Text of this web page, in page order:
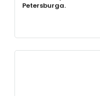
Petersburga.